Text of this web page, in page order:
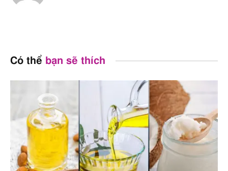
Có thể bạn sẽ thích